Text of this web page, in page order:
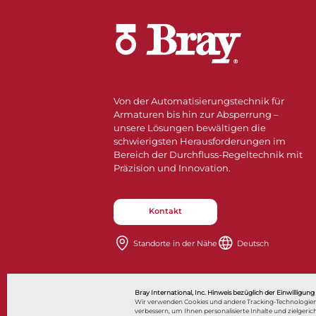
Bray International, Inc. Hinweis bezüglich der Einwilligung
Wir verwenden Cookies und andere Tracking-
verbessern, um Ihnen personalisierte Inhalte und
Von der Automatisierungstechnik für
Armaturen bis hin zur Absperrung –
unsere Lösungen bewältigen die
schwierigsten Herausforderungen im
Bereich der Durchfluss-Regeltechnik mit
Präzision und Innovation.
Kontakt
Standorte in der Nähe​​​​​​​ Deutsch
Also of Interest